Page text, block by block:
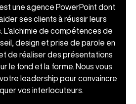
une agence PowerPoint dont
ses clients à réussir leurs
L’alchimie de compétences de
design et prise de parole en
de réaliser des présentations
le fond et la forme. Nous vous
leadership pour convaincre
vos interlocuteurs.